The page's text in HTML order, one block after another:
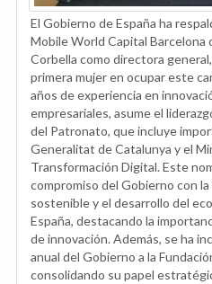
El Gobierno de España ha
Mobile World Capital Barcelona
Corbella como directora
primera mujer en ocupar este
años de experiencia en
empresariales, asume el
del Patronato, que incluye
Generalitat de Catalunya y el
Transformación Digital. Este
compromiso del Gobierno con
sostenible y el desarrollo del
España, destacando la
de innovación. Además, se ha
anual del Gobierno a la
consolidando su papel